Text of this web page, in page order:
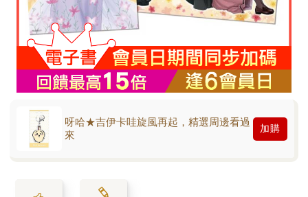
呀哈★吉伊卡哇旋風再起，精選周邊看過
來
加購